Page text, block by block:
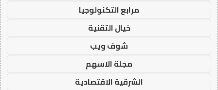
مرابع التكنولوجيا
خيال التقنية
شوف ويب
مجلة الاسهم
الشرقية الاقتصادية